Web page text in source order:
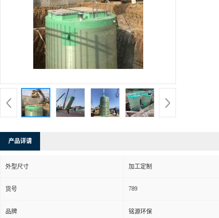
产品详请
外型尺寸 加工定制
货号 789
品牌 铭源环保